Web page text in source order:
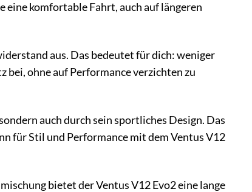
komfortable Fahrt, auch auf längeren
aus. Das bedeutet für dich: weniger
ohne auf Performance verzichten zu
auch durch sein sportliches Design. Das
für Stil und Performance mit dem Ventus V12
bietet der Ventus V12 Evo2 eine lange